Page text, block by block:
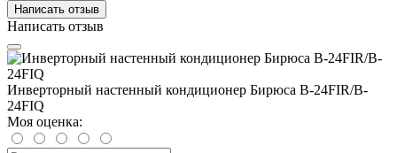
Написать отзыв
Написать отзыв
Инверторный настенный кондиционер Бирюса B-24FIR/B-
24FIQ
Моя оценка: